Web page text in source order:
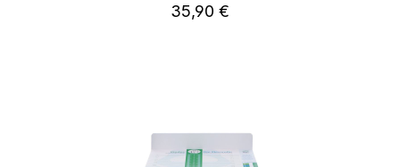
Regulärer Preis:
35,90 €